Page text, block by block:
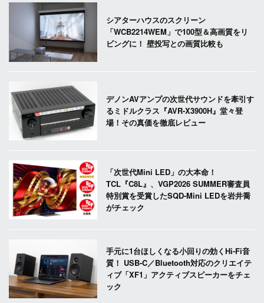
シアターハウスのスクリーン
「WCB2214WEM」で100型＆高画質をリ
ビングに！ 壁投写との画質比較も
デノンAVアンプの次世代サウンドを牽引す
るミドルクラス『AVR-X3900H』堂々登
場！その真価を徹底レビュー
「次世代Mini LED」の大本命！
TCL『C8L』、VGP2026 SUMMER審査員
特別賞を受賞したSQD-Mini LEDを岩井喬
がチェック
手元に1台ほしくなる小回りの効くHi-Fi音
質！ USB-C／Bluetooth対応のクリエイテ
ィブ「XF1」アクティブスピーカーをチェ
ック